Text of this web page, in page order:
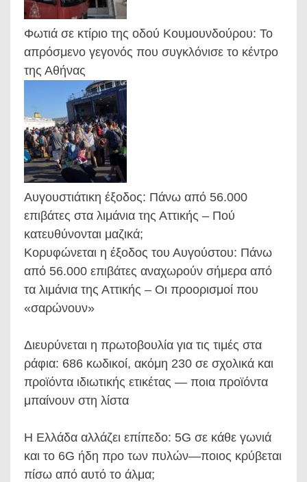
Φωτιά σε κτίριο της οδού Κουμουνδούρου: Το
απρόσμενο γεγονός που συγκλόνισε το κέντρο
της Αθήνας
Αυγουστιάτικη έξοδος: Πάνω από 56.000
επιβάτες στα λιμάνια της Αττικής – Πού
κατευθύνονται μαζικά;
Κορυφώνεται η έξοδος του Αυγούστου: Πάνω
από 56.000 επιβάτες αναχωρούν σήμερα από
τα λιμάνια της Αττικής – Οι προορισμοί που
«σαρώνουν»
Διευρύνεται η πρωτοβουλία για τις τιμές στα
ράφια: 686 κωδικοί, ακόμη 230 σε σχολικά και
προϊόντα ιδιωτικής ετικέτας — ποια προϊόντα
μπαίνουν στη λίστα
Η Ελλάδα αλλάζει επίπεδο: 5G σε κάθε γωνιά
και το 6G ήδη προ των πυλών—ποιος κρύβεται
πίσω από αυτό το άλμα;